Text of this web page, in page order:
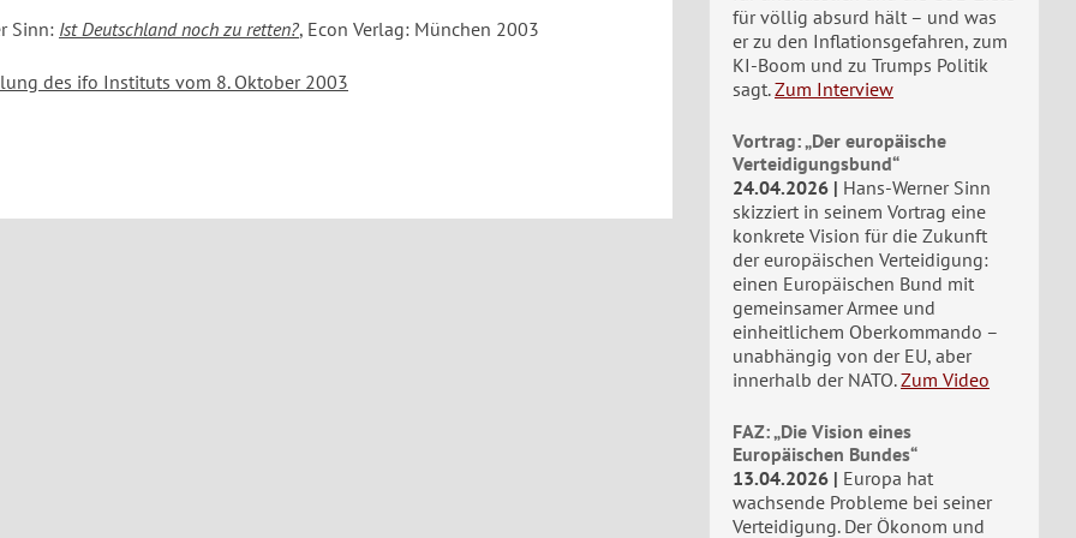
Sinn: Ist Deutschland noch zu retten?, Econ Verlag: München 2003
des ifo Instituts vom 8. Oktober 2003
für völlig absurd hält – und was
er zu den Inflationsgefahren, zum
KI-Boom und zu Trumps Politik
sagt. Zum Interview
Vortrag: „Der europäische
Verteidigungsbund“
24.04.2026
Hans-Werner Sinn
skizziert in seinem Vortrag eine
konkrete Vision für die Zukunft
der europäischen Verteidigung:
einen Europäischen Bund mit
gemeinsamer Armee und
einheitlichem Oberkommando –
unabhängig von der EU, aber
innerhalb der NATO. Zum Video
FAZ: „Die Vision eines
Europäischen Bundes“
13.04.2026
Europa hat
wachsende Probleme bei seiner
Verteidigung. Der Ökonom und